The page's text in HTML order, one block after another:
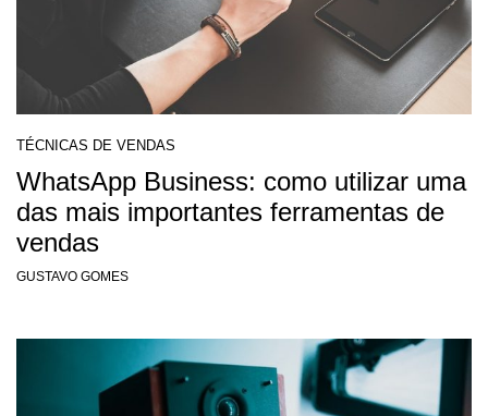
TÉCNICAS DE VENDAS
WhatsApp Business: como utilizar uma
das mais importantes ferramentas de
vendas
GUSTAVO GOMES